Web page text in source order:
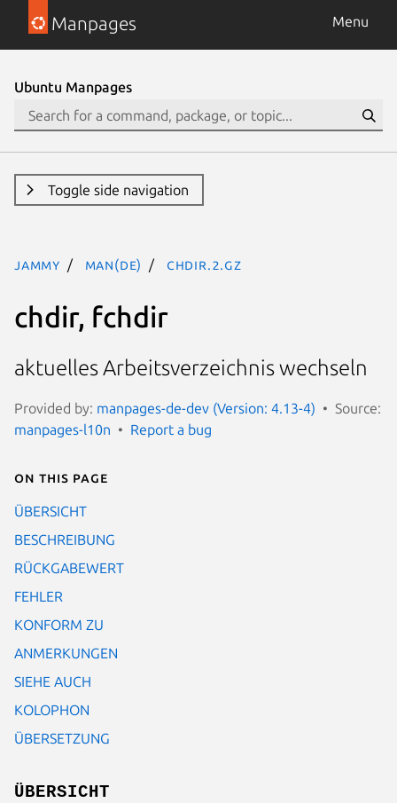
Manpages Menu
Ubuntu Manpages
Toggle side navigation
jammy man(de) chdir.2.gz
chdir, fchdir
aktuelles Arbeitsverzeichnis wechseln
Provided by: manpages-de-dev (Version: 4.13-4)
Source:
manpages-l10n
Report a bug
On this page
ÜBERSICHT
BESCHREIBUNG
RÜCKGABEWERT
FEHLER
KONFORM ZU
ANMERKUNGEN
SIEHE AUCH
KOLOPHON
ÜBERSETZUNG
ÜBERSICHT